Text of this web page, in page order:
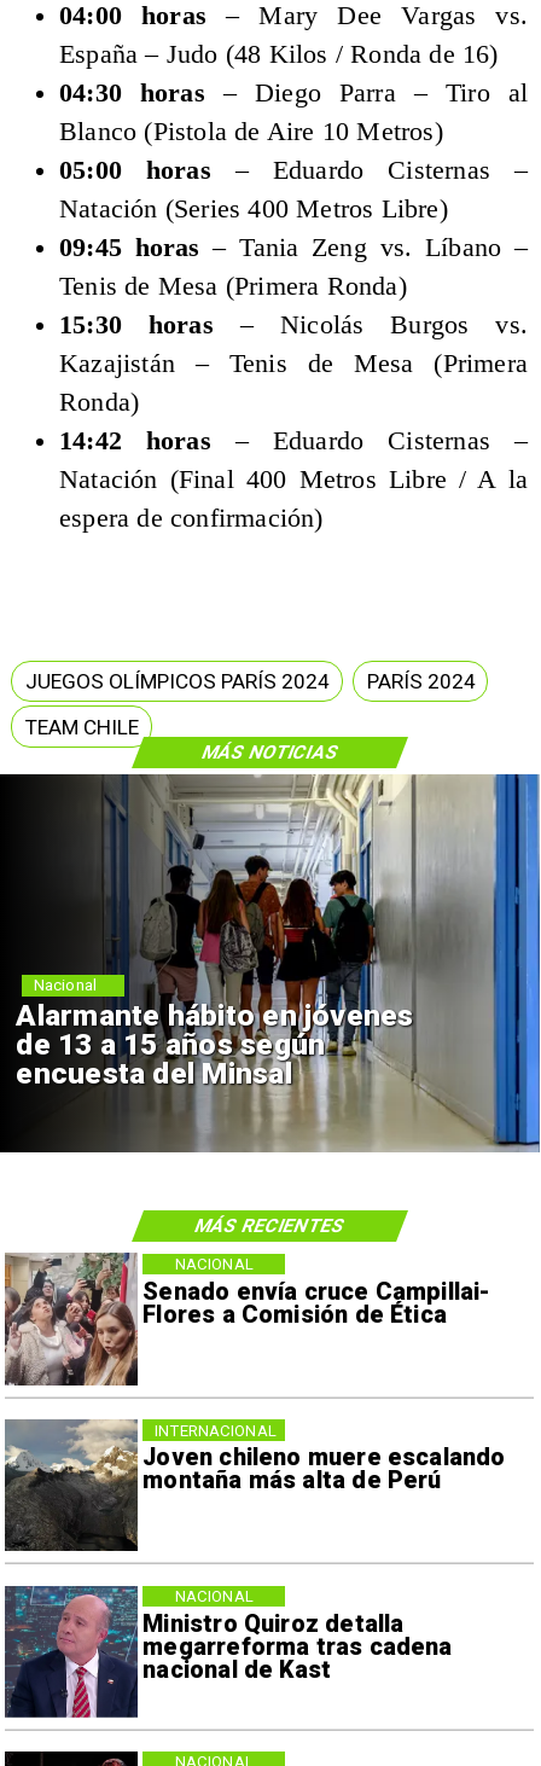
MÁS NOTICIAS
04:00 horas – Mary Dee Vargas vs.
España – Judo (48 Kilos / Ronda de 16)
04:30 horas – Diego Parra – Tiro al
Blanco (Pistola de Aire 10 Metros)
05:00 horas – Eduardo Cisternas –
Natación (Series 400 Metros Libre)
09:45 horas – Tania Zeng vs. Líbano –
Tenis de Mesa (Primera Ronda)
15:30 horas – Nicolás Burgos vs.
Kazajistán – Tenis de Mesa (Primera
Ronda)
14:42 horas – Eduardo Cisternas –
Natación (Final 400 Metros Libre / A la
espera de confirmación)
JUEGOS OLÍMPICOS PARÍS 2024
PARÍS 2024
TEAM CHILE
Alarmante hábito en jóvenes
de 13 a 15 años según
encuesta del Minsal
Nacional
Senado envía cruce Campillai-
Flores a Comisión de Ética
NACIONAL
Joven chileno muere escalando
montaña más alta de Perú
INTERNACIONAL
Ministro Quiroz detalla
megarreforma tras cadena
nacional de Kast
NACIONAL
NACIONAL
MÁS RECIENTES